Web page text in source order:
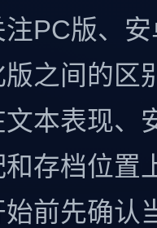
注PC版、
版之间的区
本表现、
和存档位置
始前先确认